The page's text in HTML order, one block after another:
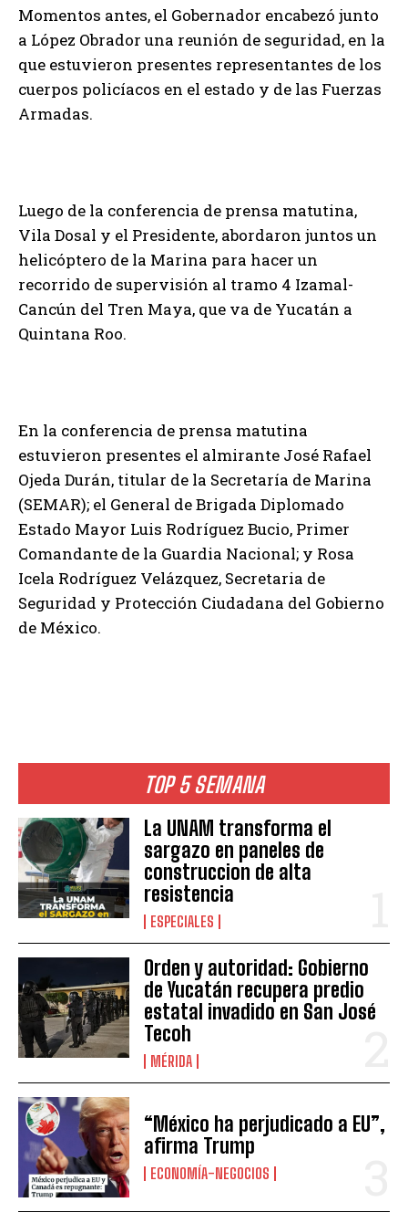
TOP 5 SEMANA
La UNAM transforma el
sargazo en paneles de
construccion de alta
resistencia
ESPECIALES
Orden y autoridad: Gobierno
de Yucatán recupera predio
estatal invadido en San José
Tecoh
MÉRIDA
“México ha perjudicado a EU”,
afirma Trump
ECONOMÍA-NEGOCIOS
Momentos antes, el Gobernador encabezó junto
a López Obrador una reunión de seguridad, en la
que estuvieron presentes representantes de los
cuerpos policíacos en el estado y de las Fuerzas
Armadas.
Luego de la conferencia de prensa matutina,
Vila Dosal y el Presidente, abordaron juntos un
helicóptero de la Marina para hacer un
recorrido de supervisión al tramo 4 Izamal-
Cancún del Tren Maya, que va de Yucatán a
Quintana Roo.
En la conferencia de prensa matutina
estuvieron presentes el almirante José Rafael
Ojeda Durán, titular de la Secretaría de Marina
(SEMAR); el General de Brigada Diplomado
Estado Mayor Luis Rodríguez Bucio, Primer
Comandante de la Guardia Nacional; y Rosa
Icela Rodríguez Velázquez, Secretaria de
Seguridad y Protección Ciudadana del Gobierno
de México.